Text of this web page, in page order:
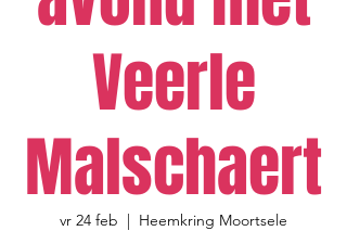
Veerle
Malschaert
vr 24 feb
  |
Heemkring Moortsele